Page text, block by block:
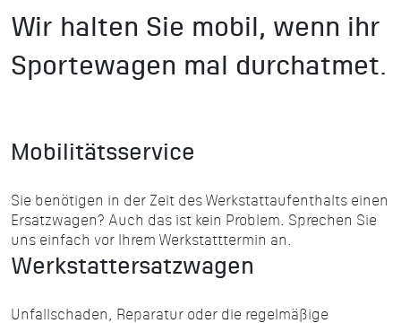
Wir halten Sie mobil, wenn ihr
Sportewagen mal durchatmet.
Mobilitätsservice
Sie benötigen in der Zeit des Werkstattaufenthalts einen
Ersatzwagen? Auch das ist kein Problem. Sprechen Sie
uns einfach vor Ihrem Werkstatttermin an.
Werkstattersatzwagen
Unfallschaden, Reparatur oder die regelmäßige